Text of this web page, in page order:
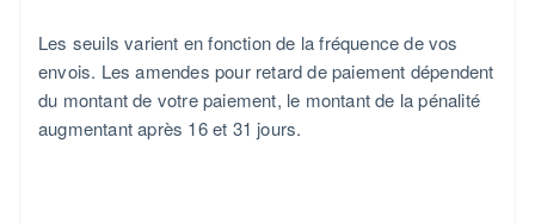
Les seuils varient en fonction de la fréquence de vos
envois. Les amendes pour retard de paiement dépendent
du montant de votre paiement, le montant de la pénalité
augmentant après 16 et 31 jours.